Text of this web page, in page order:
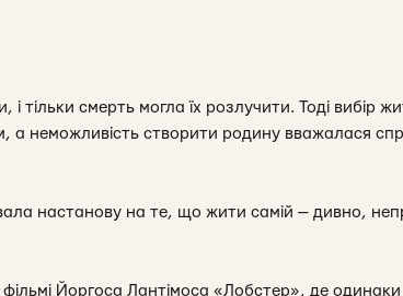
смерть могла їх розлучити. Тоді вибір
а неможливість створити родину вважалася
настанову на те, що жити самій — дивно,
фільмі Йоргоса Лантімоса «Лобстер», де одинаки